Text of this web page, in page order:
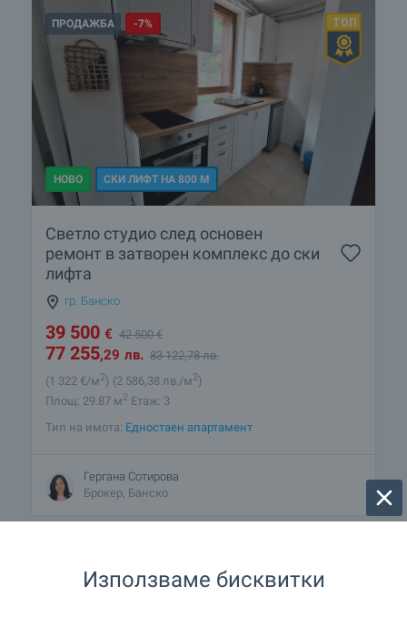
ПРОДАЖБА -7%
НОВО СКИ ЛИФТ НА 800 М
Светло студио след основен
ремонт в затворен комплекс до ски
лифта
гр. Банско
39 500 € 42 500€
77 255,29 лв. 83 122,78 лв.
(1 322 €/м2) (2 586,38 лв./м2)
Площ: 29.87 м2 Етаж: 3
Тип на имота: Едностаен апартамент
Гергана Сотирова
Брокер, Банско
Използваме бисквитки